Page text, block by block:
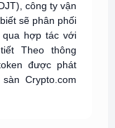
công ty vận
sẽ phân phối
hợp tác với
Theo thông
được phát
Crypto.com